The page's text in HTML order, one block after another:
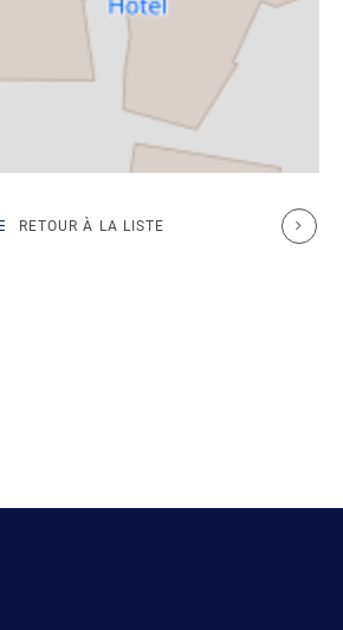
RETOUR À LA LISTE